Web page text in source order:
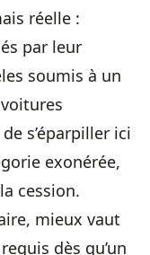
réelle :
par leur
soumis à un
s’éparpiller ici
exonérée,
cession.
mieux vaut
dès qu’un